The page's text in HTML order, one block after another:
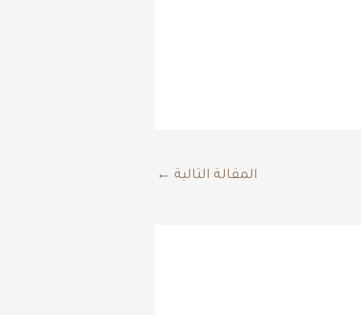
المقالة التالية ←